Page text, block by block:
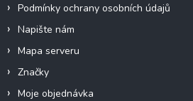
Podmínky ochrany osobních údajů
Napište nám
Mapa serveru
Značky
Moje objednávka